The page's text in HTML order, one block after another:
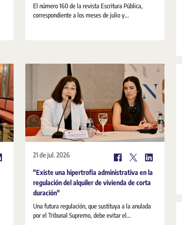
El número 160 de la revista Escritura Pública,
correspondiente a los meses de julio y...
21 de jul. 2026
"Existe una hipertrofia administrativa en la
regulación del alquiler de vivienda de corta
duración"
Una futura regulación, que sustituya a la anulada
por el Tribunal Supremo, debe evitar el...